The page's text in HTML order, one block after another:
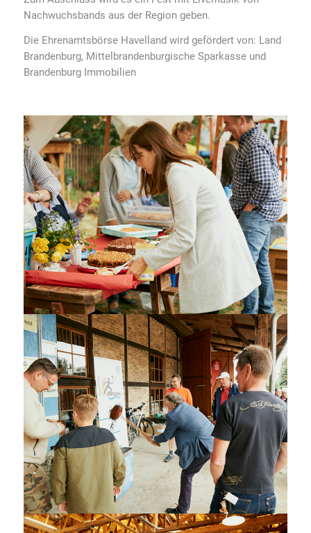
Nachwuchsbands aus der Region geben.
Die Ehrenamtsbörse Havelland wird gefördert von: Land
Brandenburg, Mittelbrandenburgische Sparkasse und
Brandenburg Immobilien